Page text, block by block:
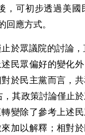
，可初步透過美
應方式。
於眾議院的討論
民眾偏好的變化
於民主黨而言，
其政策討論僅止
變除了參考上述
加以解釋；相對